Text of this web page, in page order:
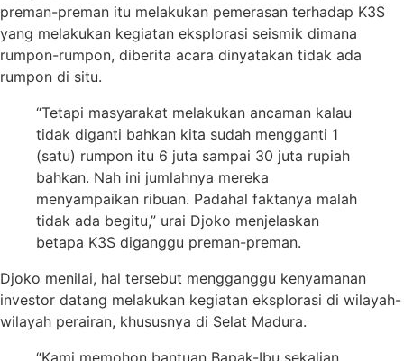
preman-preman itu melakukan pemerasan terhadap K3S
yang melakukan kegiatan eksplorasi seismik dimana
rumpon-rumpon, diberita acara dinyatakan tidak ada
rumpon di situ.
“Tetapi masyarakat melakukan ancaman kalau
tidak diganti bahkan kita sudah mengganti 1
(satu) rumpon itu 6 juta sampai 30 juta rupiah
bahkan. Nah ini jumlahnya mereka
menyampaikan ribuan. Padahal faktanya malah
tidak ada begitu,” urai Djoko menjelaskan
betapa K3S diganggu preman-preman.
Djoko menilai, hal tersebut mengganggu kenyamanan
investor datang melakukan kegiatan eksplorasi di wilayah-
wilayah perairan, khususnya di Selat Madura.
“Kami memohon bantuan Bapak-Ibu sekalian